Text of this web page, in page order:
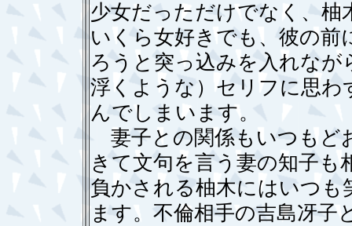
少女だっただけでなく、柚
いくら女好きでも、彼の
ろうと突っ込みを入れなが
浮くような）セリフに思
んでしまいます。
妻子との関係もいつもど
きて文句を言う妻の知子も
負かされる柚木にはいつも
ます。不倫相手の吉島冴